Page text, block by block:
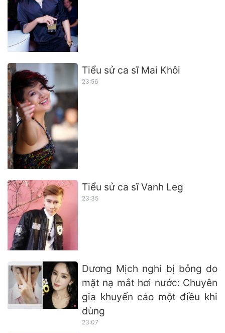
Tiểu sử ca sĩ Mai Khôi
23:56
Tiểu sử ca sĩ Vanh Leg
23:35
Dương Mịch nghi bị bỏng do
mặt nạ mắt hơi nước: Chuyên
gia khuyến cáo một điều khi
dùng
23:07